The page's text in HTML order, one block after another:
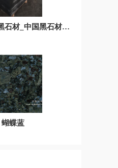
中国黑_中国黑石材_中国黑石材火烧面_中国黑石材火烧水洗面-人可矿产
蝴蝶蓝